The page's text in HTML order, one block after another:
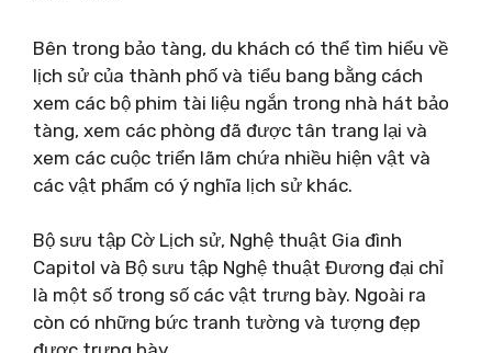
Bên trong bảo tàng, du khách có thể tìm hiểu về
lịch sử của thành phố và tiểu bang bằng cách
xem các bộ phim tài liệu ngắn trong nhà hát bảo
tàng, xem các phòng đã được tân trang lại và
xem các cuộc triển lãm chứa nhiều hiện vật và
các vật phẩm có ý nghĩa lịch sử khác.
Bộ sưu tập Cờ Lịch sử, Nghệ thuật Gia đình
Capitol và Bộ sưu tập Nghệ thuật Đương đại chỉ
là một số trong số các vật trưng bày. Ngoài ra
còn có những bức tranh tường và tượng đẹp